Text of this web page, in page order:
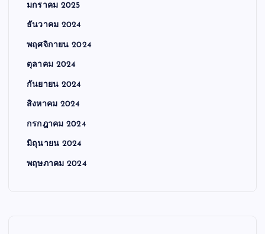
มกราคม 2025
ธันวาคม 2024
พฤศจิกายน 2024
ตุลาคม 2024
กันยายน 2024
สิงหาคม 2024
กรกฎาคม 2024
มิถุนายน 2024
พฤษภาคม 2024